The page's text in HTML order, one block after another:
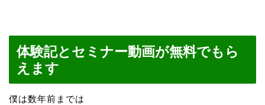
体験記とセミナー動画が無料でもら
えます
僕は数年前までは